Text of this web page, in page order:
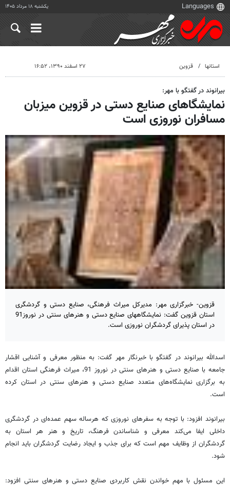
یکشنبه ۱۸ مرداد ۱۴۰۵
استانها قزوین ۲۷ اسفند ۱۳۹۰، ۱۶:۵۲
بیرانوند در گفتگو با مهر:
نمایشگاهای صنایع دستی در قزوین میزبان
مسافران نوروزی است
قزوین- خبرگزاری مهر: مدیرکل میراث فرهنگی، صنایع دستی و گردشگری
استان قزوین گفت: نمایشگاههای صنایع دستی و هنرهای سنتی در نوروز91
در استان پذیرای گردشگران نوروزی است.
اسدالله بیرانوند در گفتگو با خبرنگار مهر گفت: به منظور معرفی و آشنایی اقشار
جامعه با صنایع دستی و هنرهای سنتی در نوروز 91، میراث فرهنگی استان اقدام
به برگزاری نمایشگاه‌های متعدد صنایع دستی و هنرهای سنتی در استان کرده
است.
بیرانوند افزود: با توجه به سفرهای نوروزی که هرساله سهم عمده‌ای در گردشگری
داخلی ایفا می‌کند معرفی و شناساندن فرهنگ، تاریخ و هنر هر استان به
گردشگران از وظایف مهم است که برای جذب و ایجاد رضایت گردشگران باید انجام
شود.
این مسئول با مهم خواندن نقش کاربردی صنایع دستی و هنرهای سنتی افزود: